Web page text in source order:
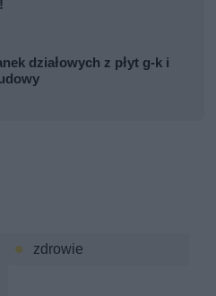
działowych z płyt g-k i
zdrowie